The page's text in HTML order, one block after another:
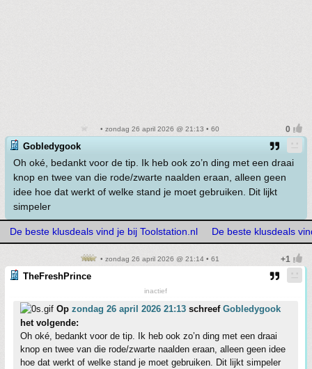
• zondag 26 april 2026 @ 21:13 • 60
Gobledygook
Oh oké, bedankt voor de tip. Ik heb ook zo’n ding met een draai
knop en twee van die rode/zwarte naalden eraan, alleen geen
idee hoe dat werkt of welke stand je moet gebruiken. Dit lijkt
simpeler
De beste klusdeals vind je bij Toolstation.nl De beste klusdeals
• zondag 26 april 2026 @ 21:14 • 61
TheFreshPrince
inactief
Op zondag 26 april 2026 21:13 schreef Gobledygook
het volgende:
Oh oké, bedankt voor de tip. Ik heb ook zo’n ding met een draai
knop en twee van die rode/zwarte naalden eraan, alleen geen idee
hoe dat werkt of welke stand je moet gebruiken. Dit lijkt simpeler